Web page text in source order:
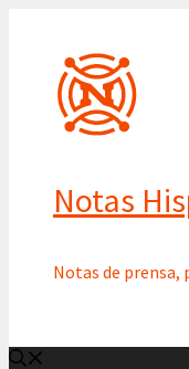
contenido
Notas
Notas de prensa,